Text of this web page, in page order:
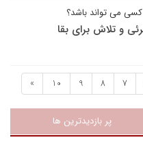
می تواند باشد؟
و تلاش برای بقا
7
8
9
10
»
پر بازدیدترین ها